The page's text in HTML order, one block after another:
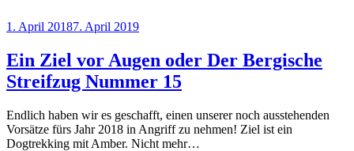
Posted
1. April 20187. April 2019
Ein Ziel vor Augen oder Der Bergische
Streifzug Nummer 15
Endlich haben wir es geschafft, einen unserer noch ausstehenden
Vorsätze fürs Jahr 2018 in Angriff zu nehmen! Ziel ist ein
Dogtrekking mit Amber. Nicht mehr…